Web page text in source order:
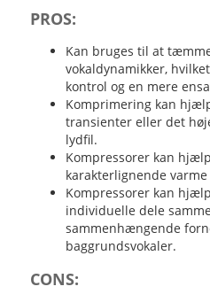
PROS:
Kan bruges til at
vokaldynamikker,
kontrol og en mere
Komprimering kan
transienter eller det
lydfil.
Kompressorer kan
karakterlignende
Kompressorer kan
individuelle dele
sammenhængende
baggrundsvokaler.
CONS: